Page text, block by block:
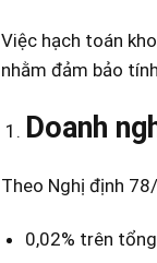
Việc hạch toán
nhằm đảm bảo
Doanh
Theo Nghị định
0,02% trên